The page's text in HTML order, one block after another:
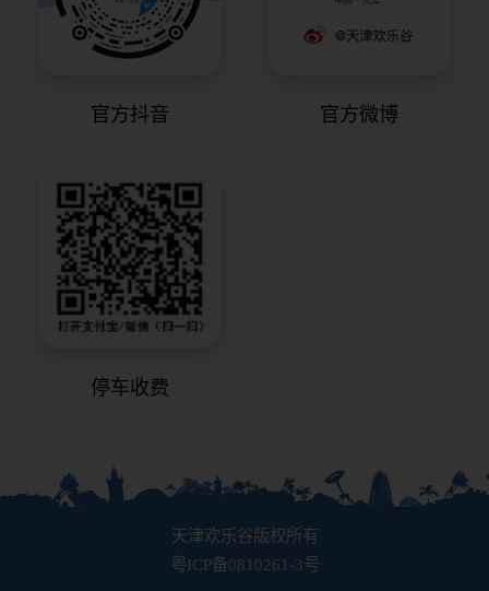
官方抖音 官方微博
停车收费
天津欢乐谷版权所有
粤ICP备0810261-3号